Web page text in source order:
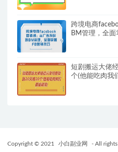
跨境电商
BM管理，全面
短剧搬运大佬
个(他能吃肉我
Copyright © 2021 小白副业网 - All rights